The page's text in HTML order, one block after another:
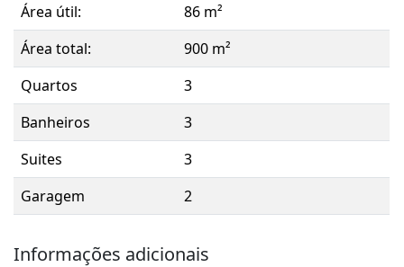
Área útil:
86 m²
Área total:
900 m²
Quartos
3
Banheiros
3
Suites
3
Garagem
2
Informações adicionais